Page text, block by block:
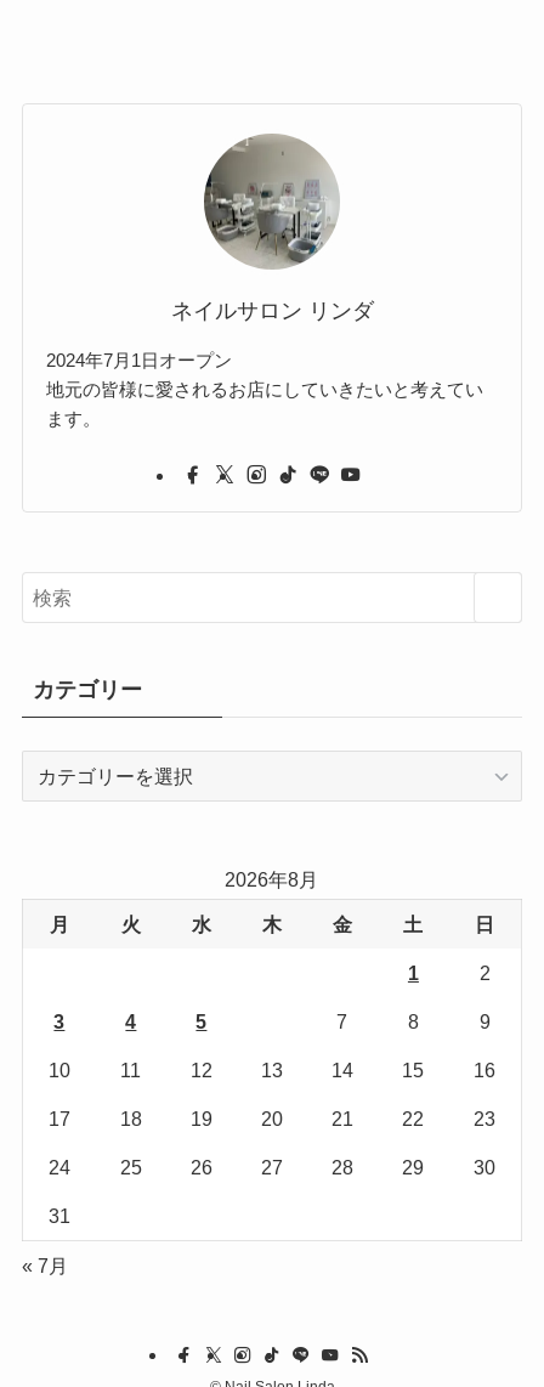
ネイルサロン リンダ
2024年7月1日オープン
地元の皆様に愛されるお店にしていきたいと考えてい
ます。
カテゴリー
2026年8月
月 火 水 木 金 土 日
1 2
3 4 5 7 8 9
10 11 12 13 14 15 16
17 18 19 20 21 22 23
24 25 26 27 28 29 30
31
« 7月